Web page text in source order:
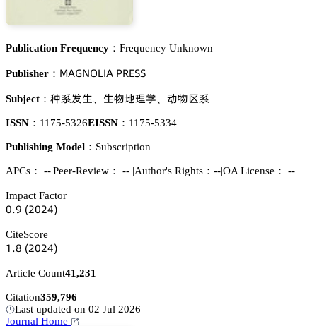
Publication Frequency： Frequency Unknown
Publisher： 胦嵻佥沟鵣欄喊嵻 鵝葤乊偌偌
Subject： 舓忚䖵璗 璗醑妤曍惒 鿞醑驦忚
ISSN： 1175-5326EISSN： 1175-5334
Publishing Model： Subscription
APCs： --|Peer-Review： -- |Author's Rights：--|OA License： --
Impact Factor
蔡.䟕 (缗蔡缗鋺)
CiteScore
声.躭 (缗蔡缗鋺)
Article Count41,231
Citation359,796
Last updated on 02 Jul 2026
Journal Home